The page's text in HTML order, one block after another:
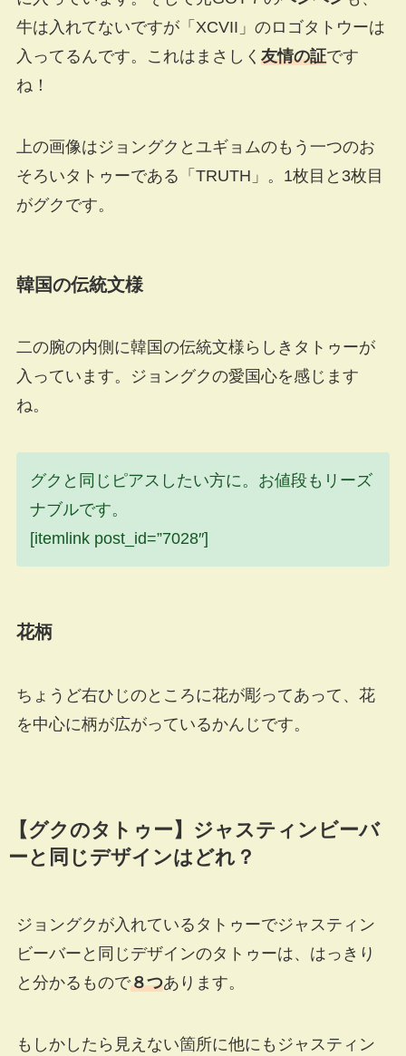
牛は入れてないですが「XCVII」のロゴタトウーは
入ってるんです。これはまさしく 友情の証です
ね！
上の画像はジョングクとユギョムのもう一つのお
そろいタトゥーである「TRUTH」。1枚目と3枚目
がグクです。
韓国の伝統文様
二の腕の内側に韓国の伝統文様らしきタトゥーが
入っています。ジョングクの愛国心を感じます
ね。
グクと同じピアスしたい方に。お値段もリーズ
ナブルです。
[itemlink post_id=”7028″]
花柄
ちょうど右ひじのところに花が彫ってあって、花
を中心に柄が広がっているかんじです。
【グクのタトゥー】ジャスティンビーバ
ーと同じデザインはどれ？
ジョングクが入れているタトゥーでジャスティン
ビーバーと同じデザインのタトゥーは、はっきり
と分かるもので８つあります。
もしかしたら見えない箇所に他にもジャスティン